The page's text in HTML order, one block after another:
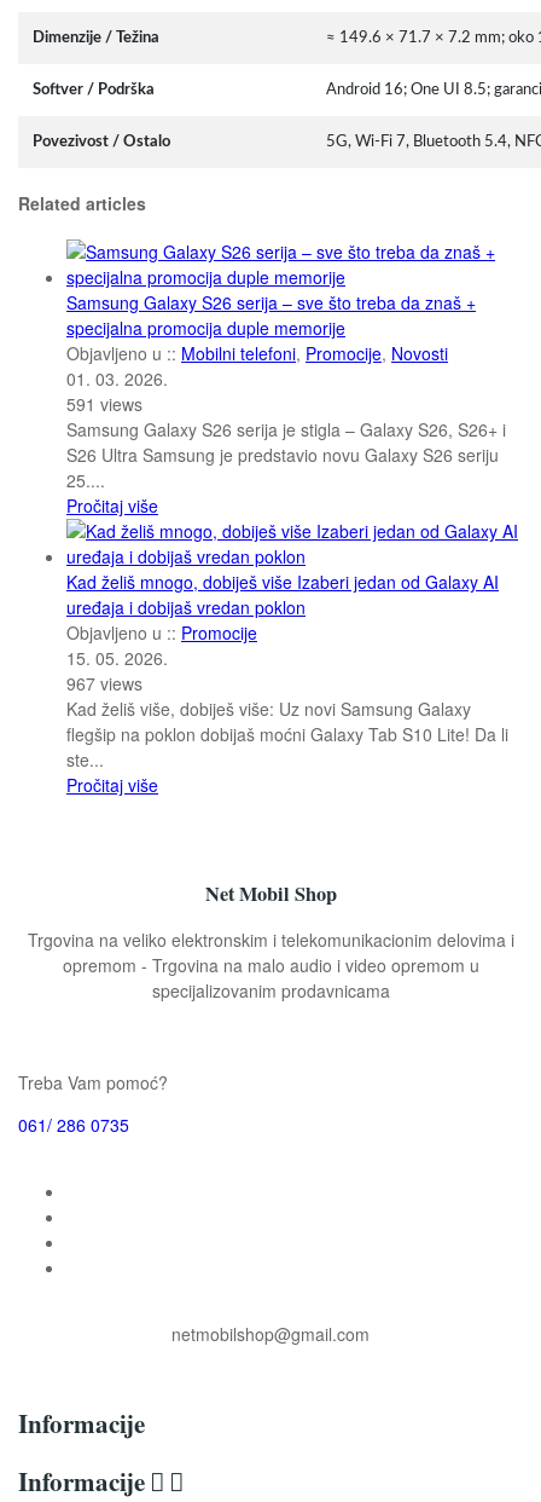
Dimenzije / Težina ≈ 149.6 × 71.7 × 7.2 mm; oko
Softver / Podrška Android 16; One UI 8.5;
Povezivost / Ostalo 5G, Wi-Fi 7, Bluetooth 5.4,
Related articles
Samsung Galaxy S26 serija – sve što treba da znaš +
specijalna promocija duple memorije
Objavljeno u :: Mobilni telefoni, Promocije, Novosti
01. 03. 2026.
591 views
Samsung Galaxy S26 serija je stigla – Galaxy S26, S26+ i
S26 Ultra Samsung je predstavio novu Galaxy S26 seriju
25....
Pročitaj više
Kad želiš mnogo, dobiješ više Izaberi jedan od Galaxy AI
uređaja i dobijaš vredan poklon
Objavljeno u :: Promocije
15. 05. 2026.
967 views
Kad želiš više, dobiješ više: Uz novi Samsung Galaxy
flegšip na poklon dobijaš moćni Galaxy Tab S10 Lite! Da li
ste...
Pročitaj više
Net Mobil Shop
Trgovina na veliko elektronskim i telekomunikacionim delovima i
opremom - Trgovina na malo audio i video opremom u
specijalizovanim prodavnicama
Treba Vam pomoć?
061/ 286 0735
netmobilshop@gmail.com
Informacije
Informacije  